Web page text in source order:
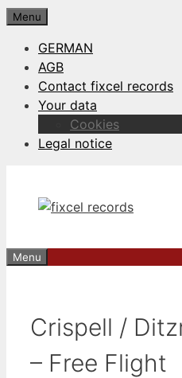
Skip
content
Menu
GERMAN
AGB
Contact fixcel records
Your data
Cookies
Legal notice
Menu
Crispell /
– Free Flight